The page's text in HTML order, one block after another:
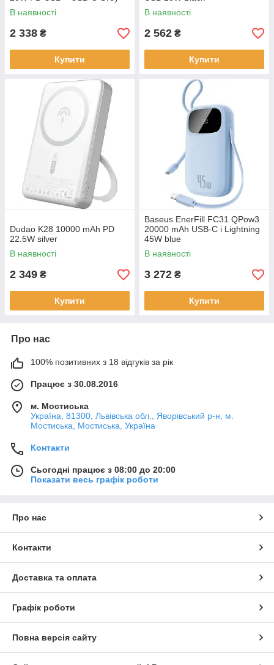
В наявності
2 338 ₴
Купити
В наявності
2 562 ₴
Купити
Dudao K28 10000 mAh PD
22.5W silver
В наявності
2 349 ₴
Купити
Baseus EnerFill FC31 QPow3
20000 mAh USB-C i Lightning
45W blue
В наявності
3 272 ₴
Купити
Про нас
100% позитивних з 18 відгуків за рік
Працює з 30.08.2016
м. Мостиська
Україна, 81300, Львівська обл., Яворівський р-н, м.
Мостиська, Мостиська, Україна
Контакти
Сьогодні працює з 08:00 до 20:00
Показати весь графік роботи
Про нас
Контакти
Доставка та оплата
Графік роботи
Повна версія сайту